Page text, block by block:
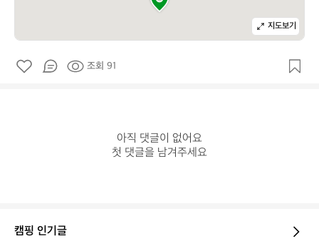
지도보기
조회 91
아직 댓글이 없어요
첫 댓글을 남겨주세요
캠핑 인기글